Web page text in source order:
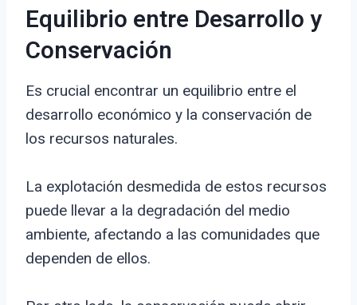
Equilibrio entre Desarrollo y
Conservación
Es crucial encontrar un equilibrio entre el
desarrollo económico y la conservación de
los recursos naturales.
La explotación desmedida de estos recursos
puede llevar a la degradación del medio
ambiente, afectando a las comunidades que
dependen de ellos.